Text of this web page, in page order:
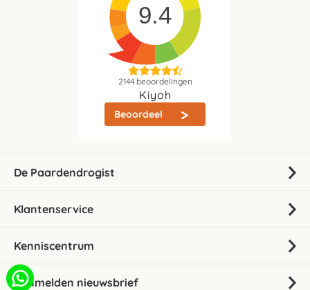
9.4
2144beoordelingen
Kiyoh
Beoordeel
De Paardendrogist
Klantenservice
Kenniscentrum
Aanmelden nieuwsbrief